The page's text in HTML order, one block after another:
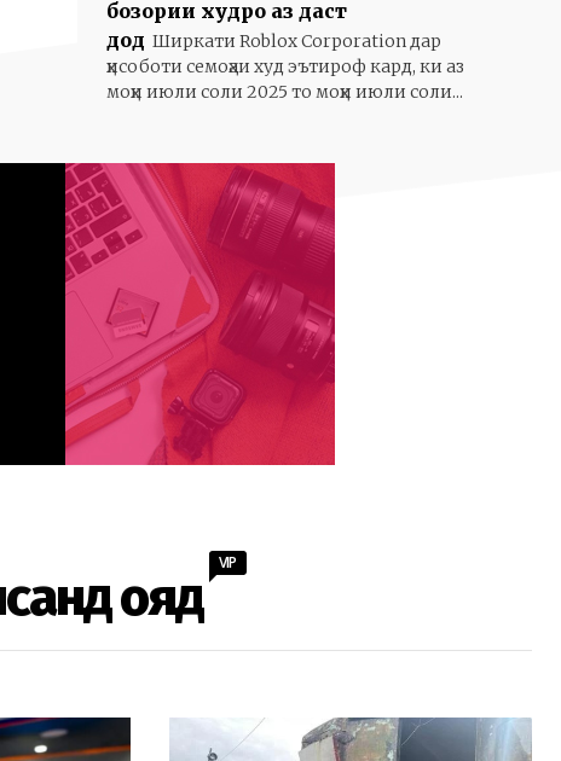
бозории худро аз даст
дод Ширкати Roblox Corporation дар
ҳисоботи семоҳаи худ эътироф кард, ки аз
моҳи июли соли 2025 то моҳи июли соли...
ояд
VIP